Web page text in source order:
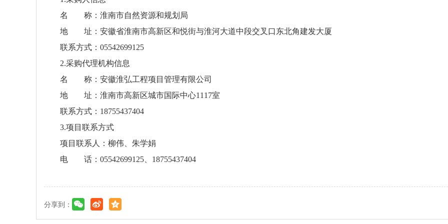
名 称：淮南市自然资源和规划局
地 址：安徽省淮南市高新区和悦街与淮河大道中段交叉口东北角建发大厦
联系方式：05542699125
2.采购代理机构信息
名 称：安徽淮弘工程项目管理有限公司
地 址：淮南市高新区城市国际中心1117室
联系方式：18755437404
3.项目联系方式
项目联系人：柳伟、朱学娟
电 话：05542699125、18755437404
分享到：